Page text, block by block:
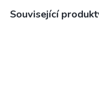
Související